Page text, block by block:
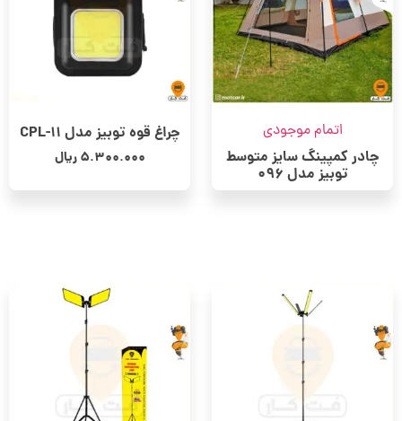
اتمام موجودی
چادر کمپینگ سایز متوسط
توبیز مدل 096
چراغ قوه توبیز مدل CPL-11
5.300.000 ریال